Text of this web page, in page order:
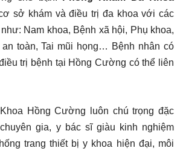
sở khám và điều trị đa khoa với các
Nam khoa, Bệnh xã hội, Phụ khoa,
an toàn, Tai mũi họng… Bệnh nhân có
trị bệnh tại Hồng Cường có thể liên
Hồng Cường​ luôn chú trọng đặc
gia, y bác sĩ giàu kinh nghiệm
trang thiết bị y khoa hiện đại, môi